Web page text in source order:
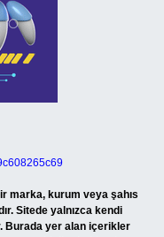
marka, kurum veya şahıs
Sitede yalnızca kendi
Burada yer alan içerikler